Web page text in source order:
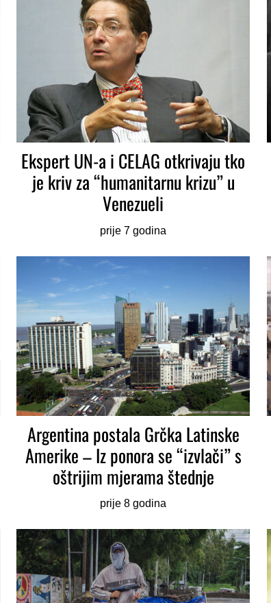
Ekspert UN-a i CELAG otkrivaju tko
je kriv za “humanitarnu krizu” u
Venezueli
prije 7 godina
Argentina postala Grčka Latinske
Amerike – Iz ponora se “izvlači” s
oštrijim mjerama štednje
prije 8 godina